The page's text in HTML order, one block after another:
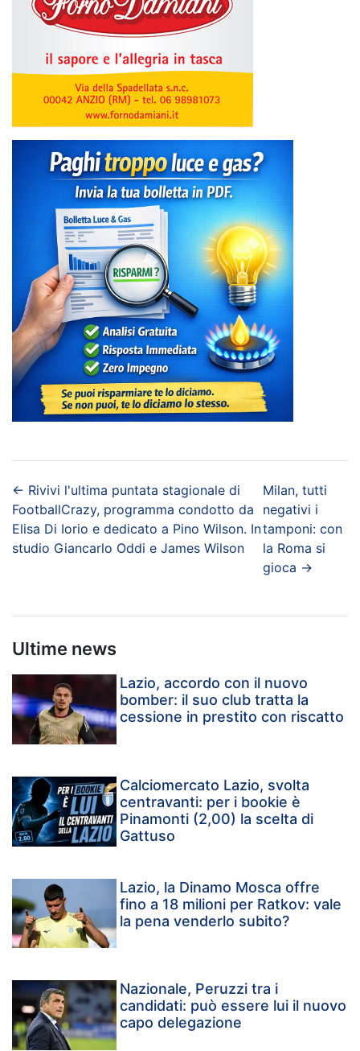
← Rivivi l'ultima puntata stagionale di
FootballCrazy, programma condotto da
Elisa Di Iorio e dedicato a Pino Wilson. In
studio Giancarlo Oddi e James Wilson
Milan, tutti
negativi i
tamponi: con
la Roma si
gioca →
Ultime news
Lazio, accordo con il nuovo
bomber: il suo club tratta la
cessione in prestito con riscatto
Calciomercato Lazio, svolta
centravanti: per i bookie è
Pinamonti (2,00) la scelta di
Gattuso
Lazio, la Dinamo Mosca offre
fino a 18 milioni per Ratkov: vale
la pena venderlo subito?
Nazionale, Peruzzi tra i
candidati: può essere lui il nuovo
capo delegazione